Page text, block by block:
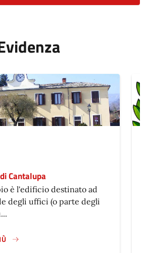
Cantalupa
è l'edificio destinato ad
degli uffici (o parte degli